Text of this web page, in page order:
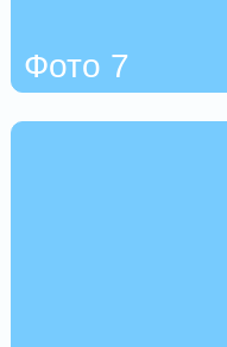
Фото 7